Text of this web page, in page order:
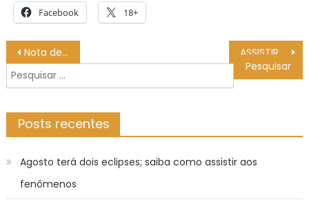
Facebook 18+
Navegação
de
Post
Nota de pesar – IFSP
Pesquisar
por:
Posts recentes
Agosto terá dois eclipses; saiba como assistir aos
fenômenos